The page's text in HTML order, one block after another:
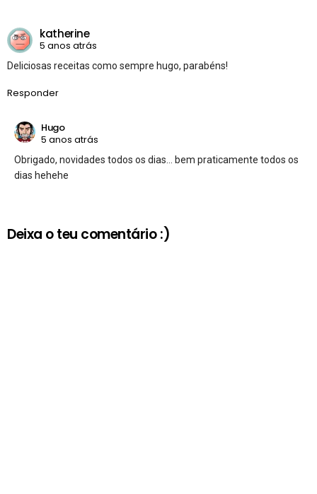
katherine
5 anos atrás
Deliciosas receitas como sempre hugo, parabéns!
Responder
Hugo
5 anos atrás
Obrigado, novidades todos os dias… bem praticamente todos os
dias hehehe
Deixa o teu comentário :)